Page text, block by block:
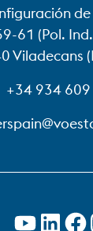
61 (Pol.
Viladecans
+34 934 609